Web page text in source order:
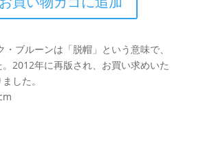
ブルーンは「脱帽」という意味で、
2012年に再版され、お買い求めいた
した。